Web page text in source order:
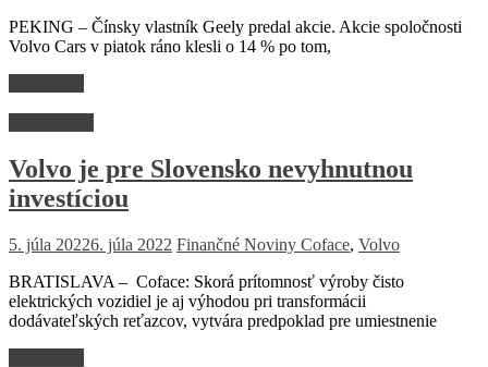
PEKING – Čínsky vlastník Geely predal akcie. Akcie spoločnosti
Volvo Cars v piatok ráno klesli o 14 % po tom,
Volvo je pre Slovensko nevyhnutnou
investíciou
5. júla 20226. júla 2022 Finančné Noviny Coface, Volvo
BRATISLAVA – Coface: Skorá prítomnosť výroby čisto
elektrických vozidiel je aj výhodou pri transformácii
dodávateľských reťazcov, vytvára predpoklad pre umiestnenie